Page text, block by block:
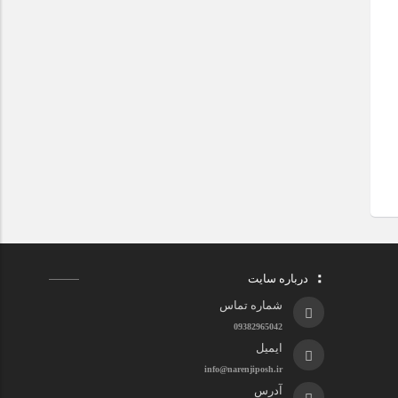
درباره سایت
شماره تماس
09382965042
ایمیل
info@narenjiposh.ir
آدرس